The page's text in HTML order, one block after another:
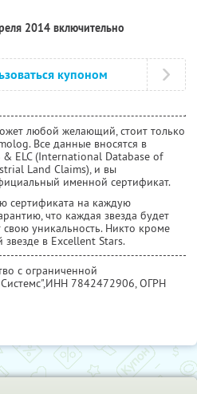
2014 включительно
купоном
любой желающий, стоит только
Все данные вносятся в
ELC (International Database of
Land Claims), и вы
именной сертификат.
сертификата на каждую
что каждая звезда будет
свою уникальность. Никто кроме
в Excellent Stars.
с ограниченной
ИНН 7842472906, ОГРН